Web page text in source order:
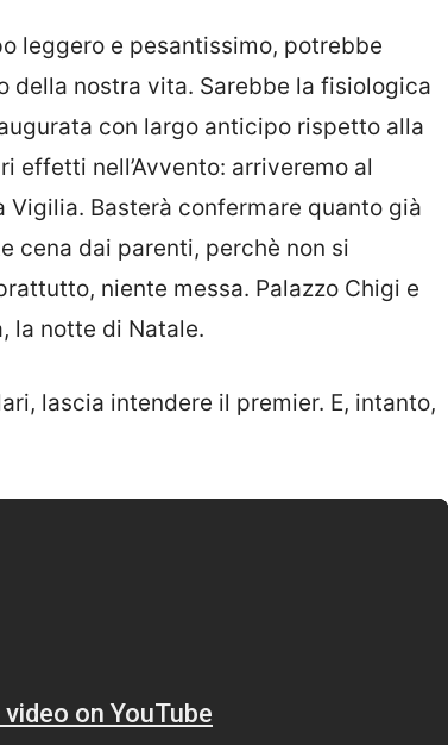
leggero e pesantissimo, potrebbe
della nostra vita. Sarebbe la fisiologica
con largo anticipo rispetto alla
effetti nell’Avvento: arriveremo al
Basterà confermare quanto già
cena dai parenti, perchè non si
niente messa. Palazzo Chigi e
la notte di Natale.
lascia intendere il premier. E, intanto,